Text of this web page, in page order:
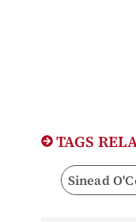
TAGS
Sinead